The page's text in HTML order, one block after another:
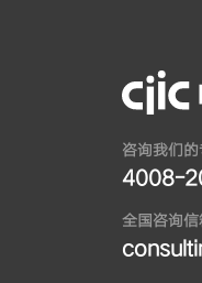
咨询我们的
4008-
全国咨询信